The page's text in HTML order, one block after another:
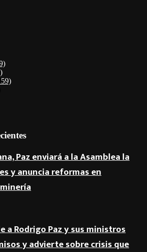
Paz enviará a la Asamblea la
y anuncia reformas en
a Rodrigo Paz y sus ministros
y advierte sobre crisis que